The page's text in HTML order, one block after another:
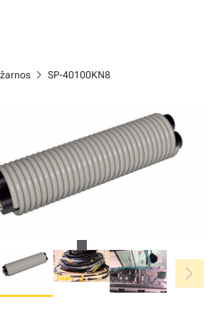
chevron_right SP-40100KN8
chevron_right